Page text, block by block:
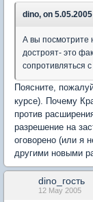
dino, on
А вы посмотрите
достроят- это
сопротивляться
Поясните,
курсе). Почему
против
разрешение на
оговорено (или я
другими новыми
dino_гость
12 May 2005